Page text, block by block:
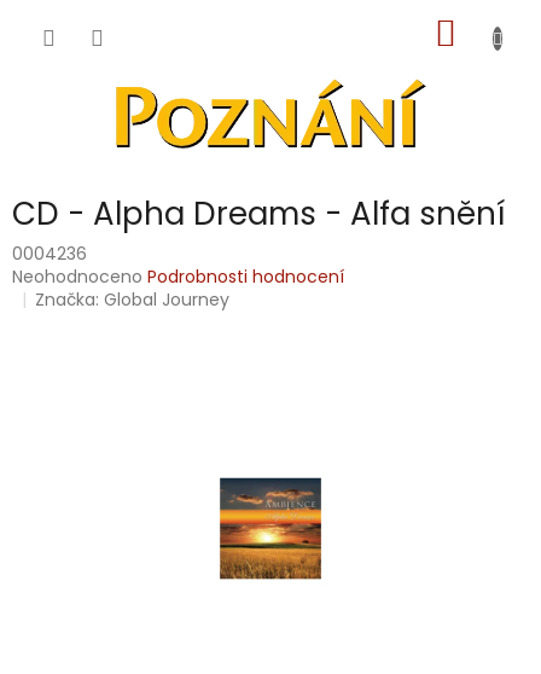
KOŠÍK
CD - Alpha Dreams - Alfa snění
0004236
Průměrné
hodnocení
Neohodnoceno Podrobnosti hodnocení
Značka:Global Journey